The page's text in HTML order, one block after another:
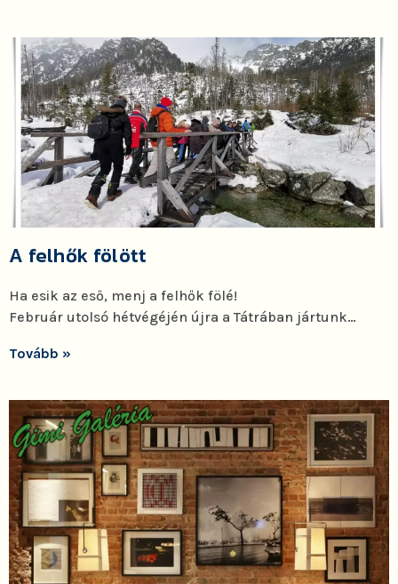
A felhők fölött
Ha esik az eső, menj a felhők fölé!
Február utolsó hétvégéjén újra a Tátrában jártunk…
Tovább »